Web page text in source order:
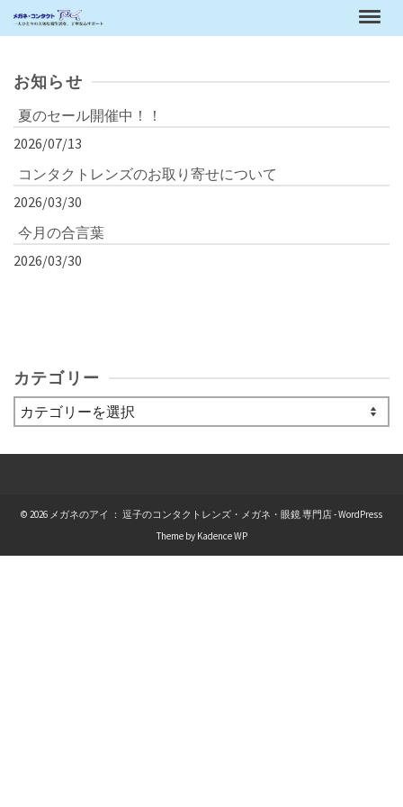
お知らせ
夏のセール開催中！！
2026/07/13
コンタクトレンズのお取り寄せについて
2026/03/30
今月の合言葉
2026/03/30
カテゴリー
カ
テ
ゴ
© 2026 メガネのアイ ： 逗子のコンタクトレンズ・メガネ・眼鏡 専門店 - WordPress
Theme by Kadence WP